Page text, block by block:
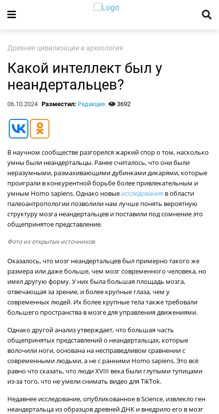
Древние цивилизации и археология
Какой интеллект был у
неандертальцев?
06.10.2024 Разместил: Редакция 3692
В научном сообществе разгорелся жаркий спор о том, насколько
умны были неандертальцы. Ранее считалось, что они были
неразумными, размахивающими дубинками дикарями, которые
проиграли в конкурентной борьбе более привлекательным и
умным Homo sapiens. Однако новые исследования в области
палеоантропологии позволили нам лучше понять вероятную
структуру мозга неандертальцев и поставили под сомнение это
общепринятое представление.
Фото из открытых источников
Оказалось, что мозг неандертальцев был примерно такого же
размера или даже больше, чем мозг современного человека, но
имел другую форму. У них была большая площадь мозга,
отвечающая за зрение, и более крупные глаза, чем у
современных людей. Их более крупные тела также требовали
большего пространства в мозге для управления движениями.
Однако другой анализ утверждает, что большая часть
общепринятых представлений о неандертальцах, которые
волочили ноги, основана на несправедливом сравнении с
современными людьми, а не с ранними Homo sapiens. Это всё
равно что сказать, что люди XVIII века были глупыми тупицами
из-за того, что не умели снимать видео для TikTok.
Недавнее исследование, опубликованное в Science, извлекло ген
неандертальца из образцов древней ДНК и внедрило его в мозг